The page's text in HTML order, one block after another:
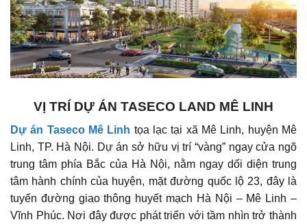
VỊ TRÍ DỰ ÁN TASECO LAND MÊ LINH
Dự án Taseco Mê Linh tọa lạc tại xã Mê Linh, huyện Mê
Linh, TP. Hà Nội. Dự án sở hữu vị trí “vàng” ngay cửa ngõ
trung tâm phía Bắc của Hà Nội, nằm ngay dối diện trung
tâm hành chính của huyện, mặt đường quốc lộ 23, đây là
tuyến đường giao thông huyết mạch Hà Nội – Mê Linh –
Vĩnh Phúc. Nơi đây được phát triển với tầm nhìn trở thành